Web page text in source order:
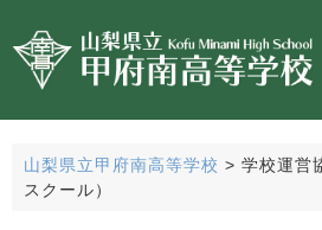
山梨県立甲府南高等学校 > 学校運営
スクール）